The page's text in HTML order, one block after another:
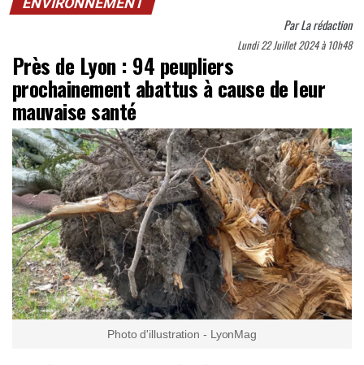
ENVIRONNEMENT
ParLa rédaction
Lundi 22 Juillet 2024 à 10h48
Près de Lyon : 94 peupliers
prochainement abattus à cause de leur
mauvaise santé
Photo d'illustration - LyonMag